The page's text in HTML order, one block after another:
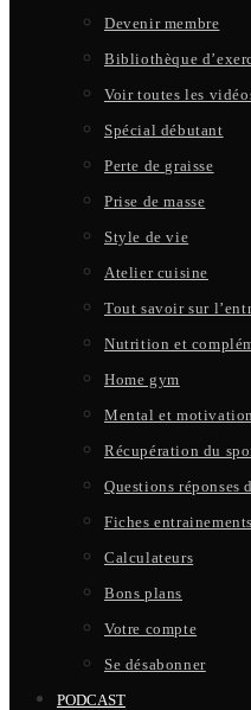
Devenir membre
Bibliothèque
Voir toutes les
Spécial débutant
Perte de graisse
Prise de masse
Style de vie
Atelier cuisine
Tout savoir sur
Nutrition et
Home gym
Mental et motivation
Récupération du
Questions réponses
Fiches
Calculateurs
Bons plans
Votre compte
Se désabonner
PODCAST